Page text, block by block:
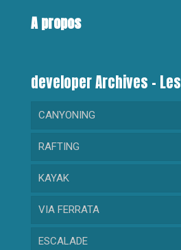
A propos
developer Archives –
CANYONING
RANDONNEE AQUATIQUE
GORGES DU LOUP
CRAMASSOURI
BARBAIRA
RAFTING
RAFTING DECOUVERTE
RAFTING SPORTIF
KAYAK
KAYAK DECOUVERTE
KAYAK SPORTIF
VIA FERRATA
ESCALADE